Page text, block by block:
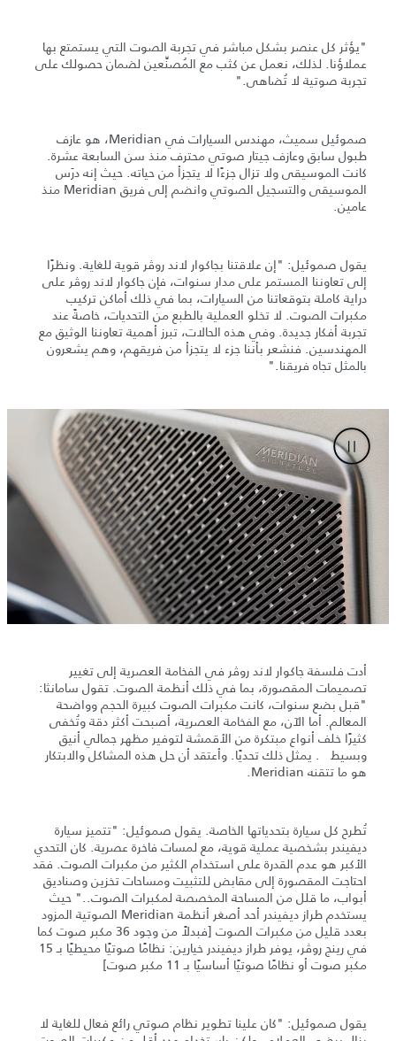
"يؤثر كل عنصر بشكل مباشر في تجربة الصوت التي يستمتع بها
عملاؤنا. لذلك، نعمل عن كثب مع المُصنِّعين لضمان حصولك على
تجربة صوتية لا تُضاهى."
صموئيل سميث، مهندس السيارات في Meridian، هو عازف
طبول سابق وعازف جيتار صوتي محترف منذ سن السابعة عشرة.
كانت الموسيقى ولا تزال جزءًا لا يتجزأ من حياته. حيث إنه درَس
الموسيقى والتسجيل الصوتي وانضم إلى فريق Meridian منذ
عامين.
يقول صموئيل: "إن علاقتنا بجاكوار لاند روڤر قوية للغاية. ونظرًا
إلى تعاوننا المستمر على مدار سنوات، فإن جاكوار لاند روڤر على
دراية كاملة بتوقعاتنا من السيارات، بما في ذلك أماكن تركيب
مكبرات الصوت. لا تخلو العملية بالطبع من التحديات، خاصةً عند
تجربة أفكار جديدة. وفي هذه الحالات، تبرز أهمية تعاوننا الوثيق مع
المهندسين. فنشعر بأننا جزء لا يتجزأ من فريقهم، وهم يشعرون
بالمثل تجاه فريقنا."
أدت فلسفة جاكوار لاند روڤر في الفخامة العصرية إلى تغيير
تصميمات المقصورة، بما في ذلك أنظمة الصوت. تقول سامانثا:
"قبل بضع سنوات، كانت مكبرات الصوت كبيرة الحجم وواضحة
المعالم. أما الآن، مع الفخامة العصرية، أصبحت أكثر دقة وتُخفى
كثيرًا خلف أنواع مبتكرة من الأقمشة لتوفير مظهر جمالي أنيق
وبسيط . يمثل ذلك تحديًا. وأعتقد أن حل هذه المشاكل والابتكار
هو ما تتقنه Meridian.
تُطرح كل سيارة بتحدياتها الخاصة. يقول صموئيل: "تتميز سيارة
ديفيندر بشخصية عملية قوية، مع لمسات فاخرة عصرية. كان التحدي
الأكبر هو عدم القدرة على استخدام الكثير من مكبرات الصوت. فقد
احتاجت المقصورة إلى مقابض للتثبيت ومساحات تخزين وصناديق
أبواب، ما قلل من المساحة المخصصة لمكبرات الصوت.." حيث
يستخدم طراز ديفيندر أحد أصغر أنظمة Meridian الصوتية المزود
بعدد قليل من مكبرات الصوت [فبدلاً من وجود 36 مكبر صوت كما
في رينج روڤر، يوفر طراز ديفيندر خيارين: نظامًا صوتيًا محيطيًا بـ 15
مكبر صوت أو نظامًا صوتيًا أساسيًا بـ 11 مكبر صوت]
يقول صموئيل: "كان علينا تطوير نظام صوتي رائع فعال للغاية لا